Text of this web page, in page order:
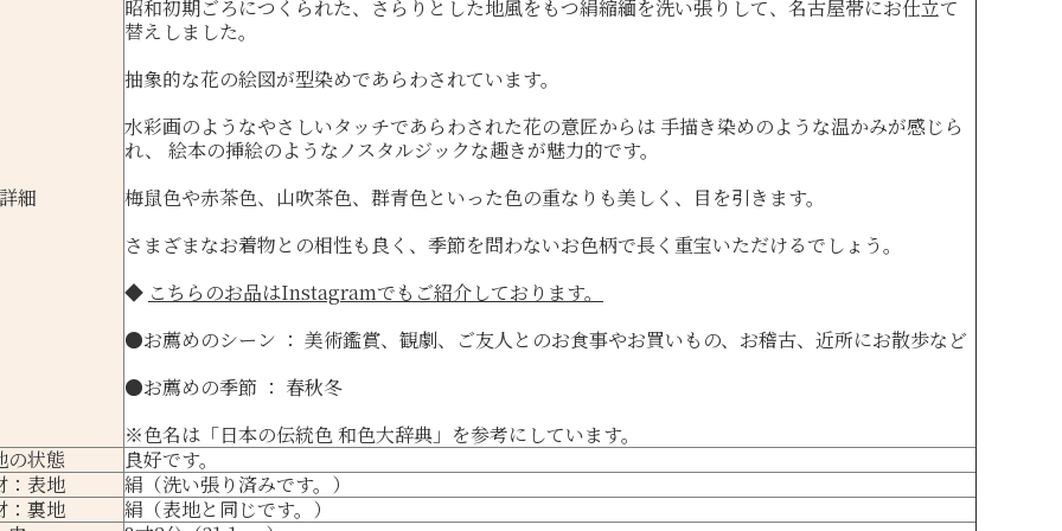
詳細
昭和初期ごろにつくられた、さらりとした地風をもつ絹縮緬を洗い張りして、名古屋帯にお仕立て
替えしました。
抽象的な花の絵図が型染めであらわされています。
水彩画のようなやさしいタッチであらわされた花の意匠からは 手描き染めのような温かみが感じら
れ、 絵本の挿絵のようなノスタルジックな趣きが魅力的です。
梅鼠色や赤茶色、山吹茶色、群青色といった色の重なりも美しく、目を引きます。
さまざまなお着物との相性も良く、季節を問わないお色柄で長く重宝いただけるでしょう。
◆ こちらのお品はInstagramでもご紹介しております。
●お薦めのシーン ： 美術鑑賞、観劇、ご友人とのお食事やお買いもの、お稽古、近所にお散歩など
●お薦めの季節 ： 春秋冬
※色名は 「日本の伝統色 和色大辞典」 を参考にしています。
の状態
良好です。
：表地
絹（洗い張り済みです。）
：裏地
絹（表地と同じです。）